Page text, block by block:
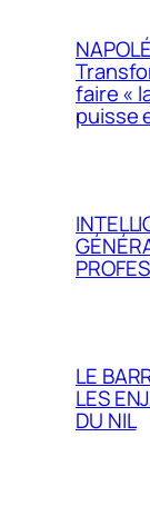
faire «
puisse
LE
LES
DU NIL